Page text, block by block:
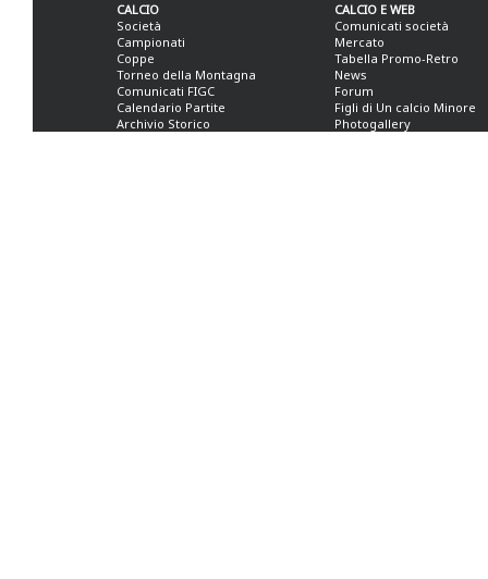
CALCIO
Società
Campionati
Coppe
Torneo della Montagna
Comunicati FIGC
Calendario Partite
Archivio Storico
CALCIO E WEB
Comunicati società
Mercato
Tabella Promo-Retro
News
Forum
Figli di Un calcio Minore
Photogallery